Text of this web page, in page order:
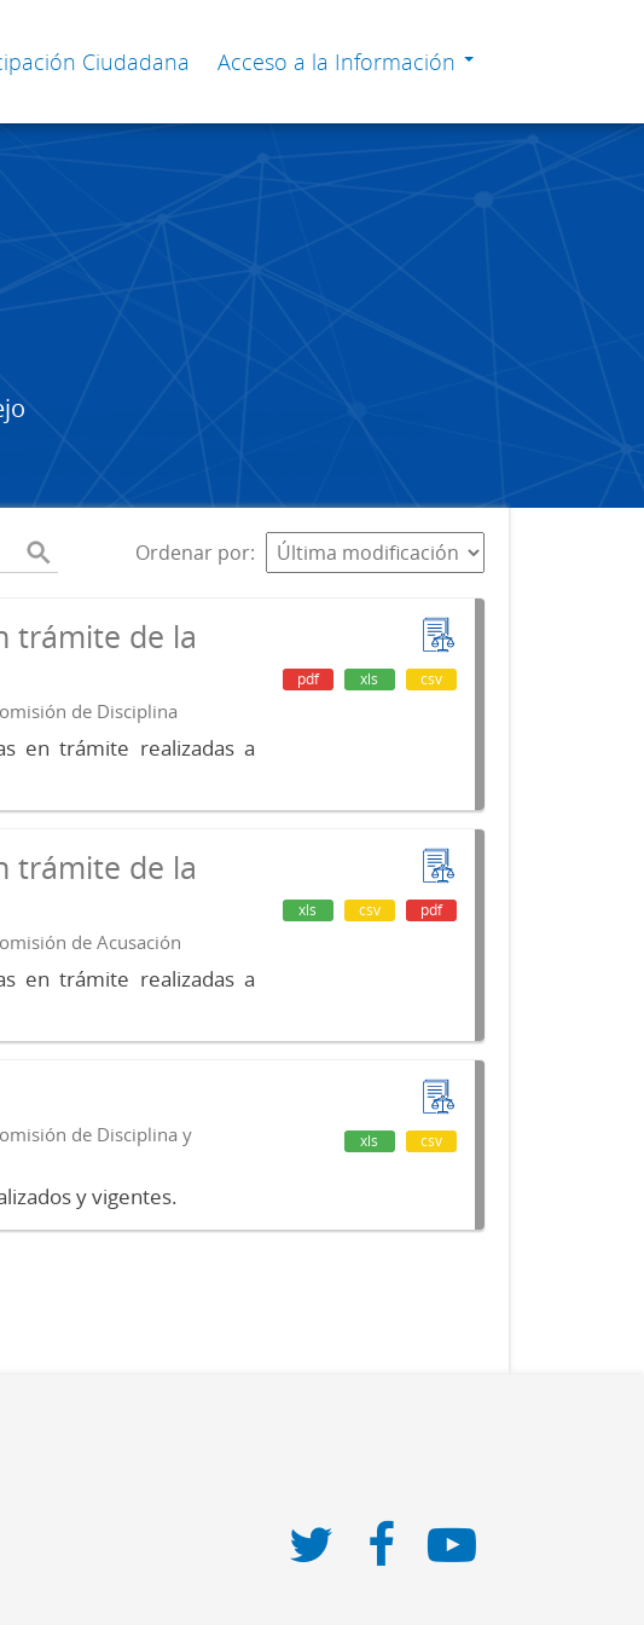
Ciudadana Acceso a la Información
Ordenar por
trámite de la
de Disciplina
en trámite realizadas a
pdf xls csv
trámite de la
de Acusación
en trámite realizadas a
xls csv pdf
de Disciplina y
y vigentes.
xls csv